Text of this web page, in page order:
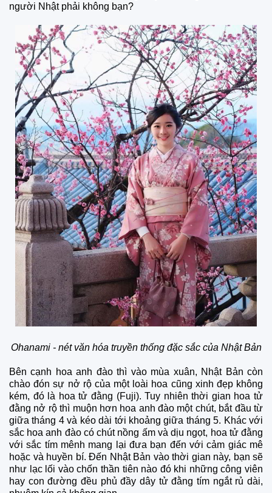
người Nhật phải không bạn?
Ohanami - nét văn hóa truyền thống đặc sắc của Nhật Bản
Bên cạnh hoa anh đào thì vào mùa xuân, Nhật Bản còn
chào đón sự nở rộ của một loài hoa cũng xinh đẹp không
kém, đó là hoa tử đằng (Fuji). Tuy nhiên thời gian hoa tử
đằng nở rộ thì muộn hơn hoa anh đào một chút, bắt đầu từ
giữa tháng 4 và kéo dài tới khoảng giữa tháng 5. Khác với
sắc hoa anh đào có chút nồng ấm và dịu ngọt, hoa tử đằng
với sắc tím mênh mang lại đưa bạn đến với cảm giác mê
hoặc và huyền bí. Đến Nhật Bản vào thời gian này, bạn sẽ
như lạc lối vào chốn thần tiên nào đó khi những công viên
hay con đường đều phủ đầy dây tử đằng tím ngắt rủ dài,